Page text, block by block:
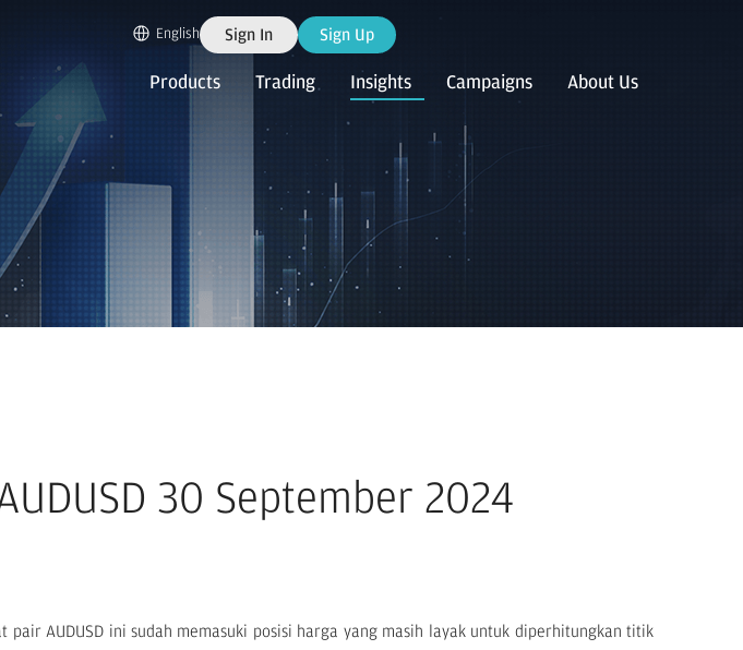
English Sign In Sign Up
Products Trading Insights Campaigns About Us
30 September 2024
pair AUDUSD ini sudah memasuki posisi harga yang masih layak untuk diperhitungkan titik